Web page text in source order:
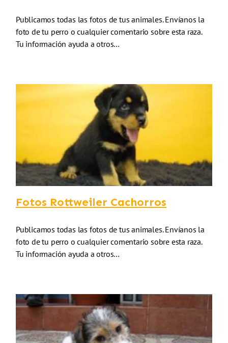
Publicamos todas las fotos de tus animales. Envíanos la
foto de tu perro o cualquier comentario sobre esta raza.
Tu información ayuda a otros…
Fotos Rottweiler Cachorros
Publicamos todas las fotos de tus animales. Envíanos la
foto de tu perro o cualquier comentario sobre esta raza.
Tu información ayuda a otros…